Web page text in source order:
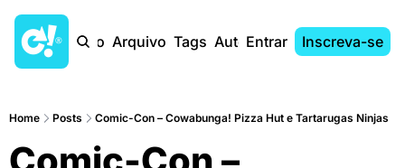
Início Arquivo Tags AutoresEntrar Inscreva-se
Home Posts Comic-Con – Cowabunga! Pizza Hut e Tartarugas Ninjas